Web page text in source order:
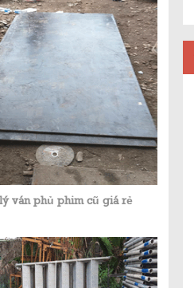
ván phủ phim cũ giá rẻ